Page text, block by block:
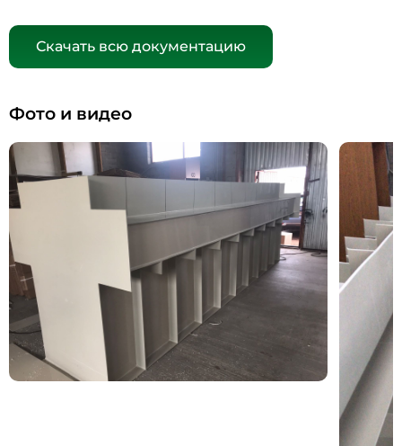
Скачать всю документацию
Фото и видео